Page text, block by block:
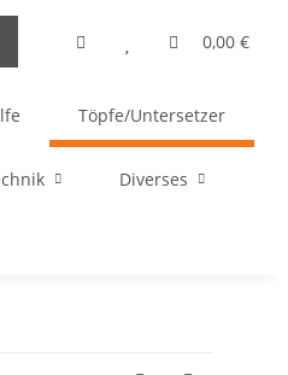
0,00 €
Töpfe/Untersetzer
Diverses